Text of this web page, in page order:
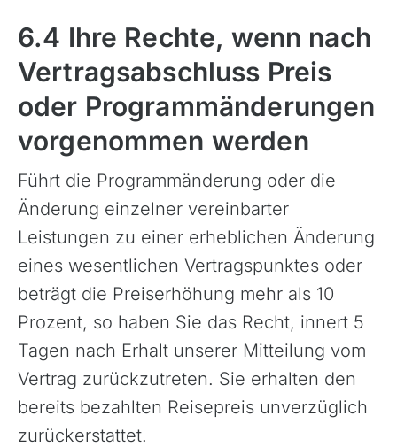
6.4 Ihre Rechte, wenn nach
Vertragsabschluss Preis
oder Programmänderungen
vorgenommen werden
Führt die Programmänderung oder die
Änderung einzelner vereinbarter
Leistungen zu einer erheblichen Änderung
eines wesentlichen Vertragspunktes oder
beträgt die Preiserhöhung mehr als 10
Prozent, so haben Sie das Recht, innert 5
Tagen nach Erhalt unserer Mitteilung vom
Vertrag zurückzutreten. Sie erhalten den
bereits bezahlten Reisepreis unverzüglich
zurückerstattet.